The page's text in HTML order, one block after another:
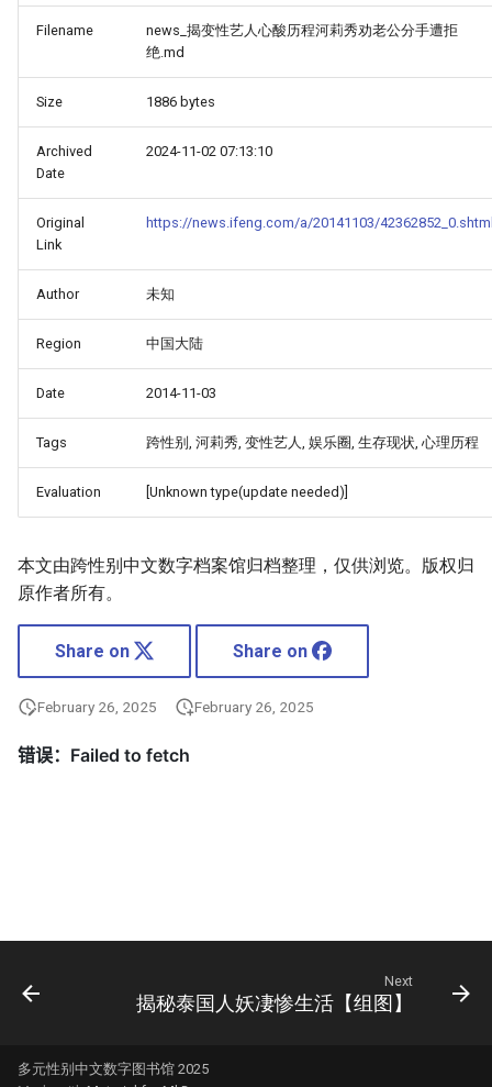
Filename
news_揭变性艺人心酸历程河莉秀劝老公分手遭拒
绝.md
Size 1886 bytes
Archived
Date
2024-11-02 07:13:10
Original
Link
https://news.ifeng.com/a/20141103/
Author 未知
Region 中国大陆
Date 2014-11-03
Tags 跨性别, 河莉秀, 变性艺人, 娱乐圈, 生存现状, 心理历程
Evaluation [Unknown type(update needed)]
本文由跨性别中文数字档案馆归档整理，仅供浏览。版权归
原作者所有。
Share on Share on
February 26, 2025 February 26, 2025
Next
揭秘泰国人妖凄惨生活【组图】
多元性别中文数字图书馆 2025